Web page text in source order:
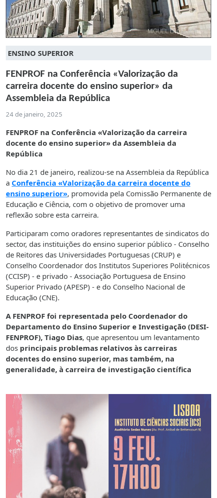
ENSINO SUPERIOR
FENPROF na Conferência «Valorização da
carreira docente do ensino superior» da
Assembleia da República
24 de janeiro, 2025
FENPROF na Conferência «Valorização da carreira
docente do ensino superior» da Assembleia da
República
No dia 21 de janeiro, realizou-se na Assembleia da República
a Conferência «Valorização da carreira docente do
ensino superior», promovida pela Comissão Permanente de
Educação e Ciência, com o objetivo de promover uma
reflexão sobre esta carreira.
Participaram como oradores representantes de sindicatos do
sector, das instituições do ensino superior público - Conselho
de Reitores das Universidades Portuguesas (CRUP) e
Conselho Coordenador dos Institutos Superiores Politécnicos
(CCISP) - e privado - Associação Portuguesa de Ensino
Superior Privado (APESP) - e do Conselho Nacional de
Educação (CNE).
A FENPROF foi representada pelo Coordenador do
Departamento do Ensino Superior e Investigação (DESI-
FENPROF), Tiago Dias, que apresentou um levantamento
dos principais problemas relativos às carreiras
docentes do ensino superior, mas também, na
generalidade, à carreira de investigação científica